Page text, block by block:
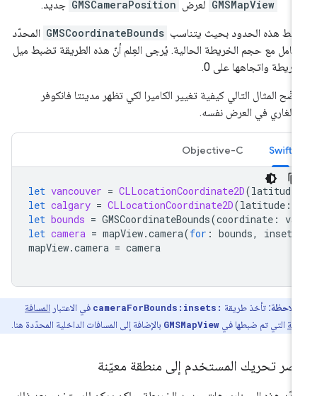
GMSMapView لعرض GMSCameraPosition جديد.
هذه الحدود بحيث يتناسب GMSCoordinateBounds المحدّد
مع حجم الخريطة الحالية. يُرجى العِلم أنّ هذه الطريقة تضبط ميل
واتجاهها على 0.
المثال التالي كيفية تغيير الكاميرا لكي تظهر مدينتا فانكوفر
في العرض نفسه.
Swift
Objective-C
let vancouver = CLLocationCoordinate2D(latitude
let calgary = CLLocationCoordinate2D(latitude
let bounds = GMSCoordinateBounds(coordinate:
let camera = mapView.camera( for: bounds, insets
mapView.camera = camera
ملاحظة:تأخذ طريقةcameraForBounds:insets:في الاعتبارالمسافة
التي تم ضبطها فيGMSMapViewبالإضافة إلى المسافات الداخلية المحدّدة هنا.
تحريك المستخدم إلى منطقة معيّنة